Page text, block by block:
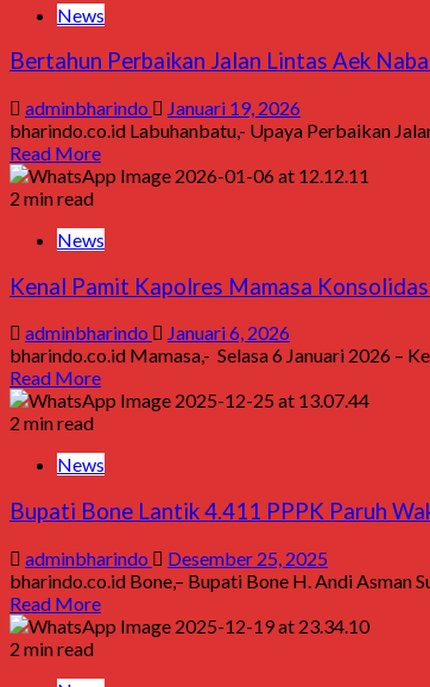
News
Bertahun Perbaikan Jalan Lintas Aek
adminbharindo
Januari 19, 2026
bharindo.co.id Labuhanbatu,- Upaya Perbaikan
Read More
2 min read
News
Kenal Pamit Kapolres Mamasa
adminbharindo
Januari 6, 2026
bharindo.co.id Mamasa,- Selasa 6 Januari 2026 –
Read More
2 min read
News
Bupati Bone Lantik 4.411 PPPK Paruh
adminbharindo
Desember 25, 2025
bharindo.co.id Bone,– Bupati Bone H. Andi Asman
Read More
2 min read